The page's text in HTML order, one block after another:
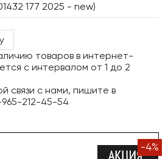
177 2025 - new)
товаров в интернет-
с интервалом от 1 до 2
связи с нами, пишите в
212-45-54
-4%